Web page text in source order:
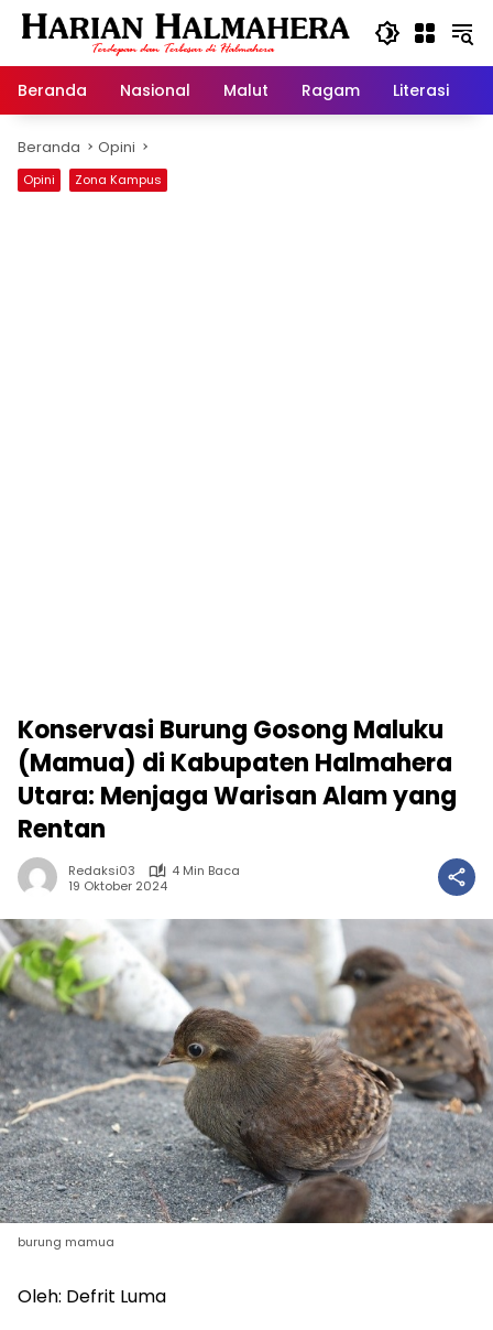
Langsung
Beranda
Nasional Malut Ragam Literasi
Beranda Opini
Opini Zona Kampus
Konservasi Burung Gosong Maluku
(Mamua) di Kabupaten Halmahera
Utara: Menjaga Warisan Alam yang
Rentan
Redaksi03
4 Min Baca
19 Oktober 2024
burung mamua
Oleh: Defrit Luma